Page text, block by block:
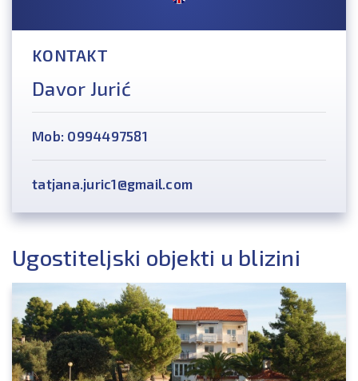
KONTAKT
Davor Jurić
Mob: 0994497581
tatjana.juric1@gmail.com
Ugostiteljski objekti u blizini